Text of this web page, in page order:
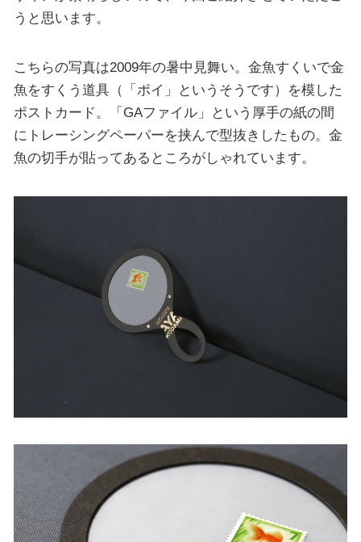
うと思います。
こちらの写真は2009年の暑中見舞い。金魚すくいで金
魚をすくう道具（「ポイ」というそうです）を模した
ポストカード。「GAファイル」という厚手の紙の間
にトレーシングペーパーを挟んで型抜きしたもの。金
魚の切手が貼ってあるところがしゃれています。